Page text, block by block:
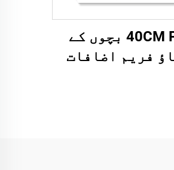
40CM PVC بچوں کے
فریم اضافات